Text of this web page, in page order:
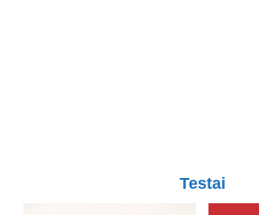
Testai